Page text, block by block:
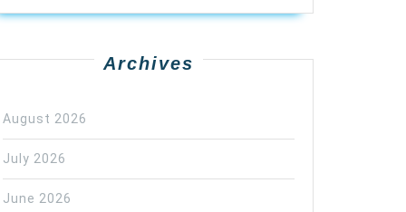
Archives
August 2026
July 2026
June 2026